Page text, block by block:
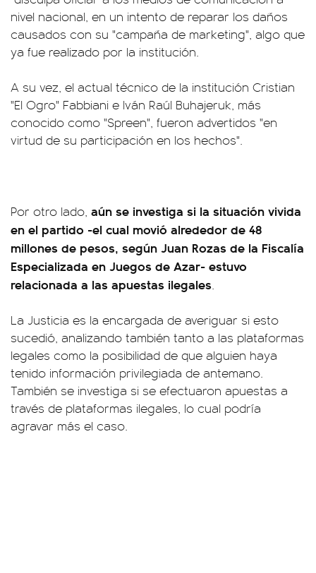
nivel nacional, en un intento de reparar los daños
causados con su "campaña de marketing", algo que
ya fue realizado por la institución.
A su vez, el actual técnico de la institución Cristian
"El Ogro" Fabbiani e Iván Raúl Buhajeruk, más
conocido como "Spreen", fueron advertidos "en
virtud de su participación en los hechos".
Por otro lado, aún se investiga si la situación vivida
en el partido -el cual movió alrededor de 48
millones de pesos, según Juan Rozas de la Fiscalía
Especializada en Juegos de Azar- estuvo
relacionada a las apuestas ilegales.
La Justicia es la encargada de averiguar si esto
sucedió, analizando también tanto a las plataformas
legales como la posibilidad de que alguien haya
tenido información privilegiada de antemano.
También se investiga si se efectuaron apuestas a
través de plataformas ilegales, lo cual podría
agravar más el caso.